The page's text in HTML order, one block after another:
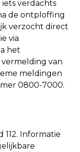
iets verdachts
de ontploffing
verzocht direct
via
het
van
meldingen
0800-7000.
112. Informatie